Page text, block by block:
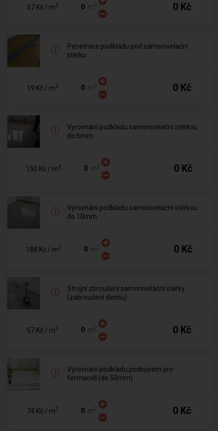
57 Kč/ m2 m2 0 Kč
Penetrace podkladu pod samonivelační
stěrku
19 Kč/ m2 m2 0 Kč
Vyrovnání podkladu samonivelační stěrkou
do 6mm
150 Kč / m2 m2 0 Kč
Vyrovnání podkladu samonivelační stěrkou
do 10mm
188 Kč / m2 m2 0 Kč
Strojní zbroušení samonivelační stěrky
(zabroušení šlemu)
57 Kč/ m2 m2 0 Kč
Vyrovnání podkladu podsypem pro
fermacell (do 50mm)
74 Kč/ m2 m2 0 Kč